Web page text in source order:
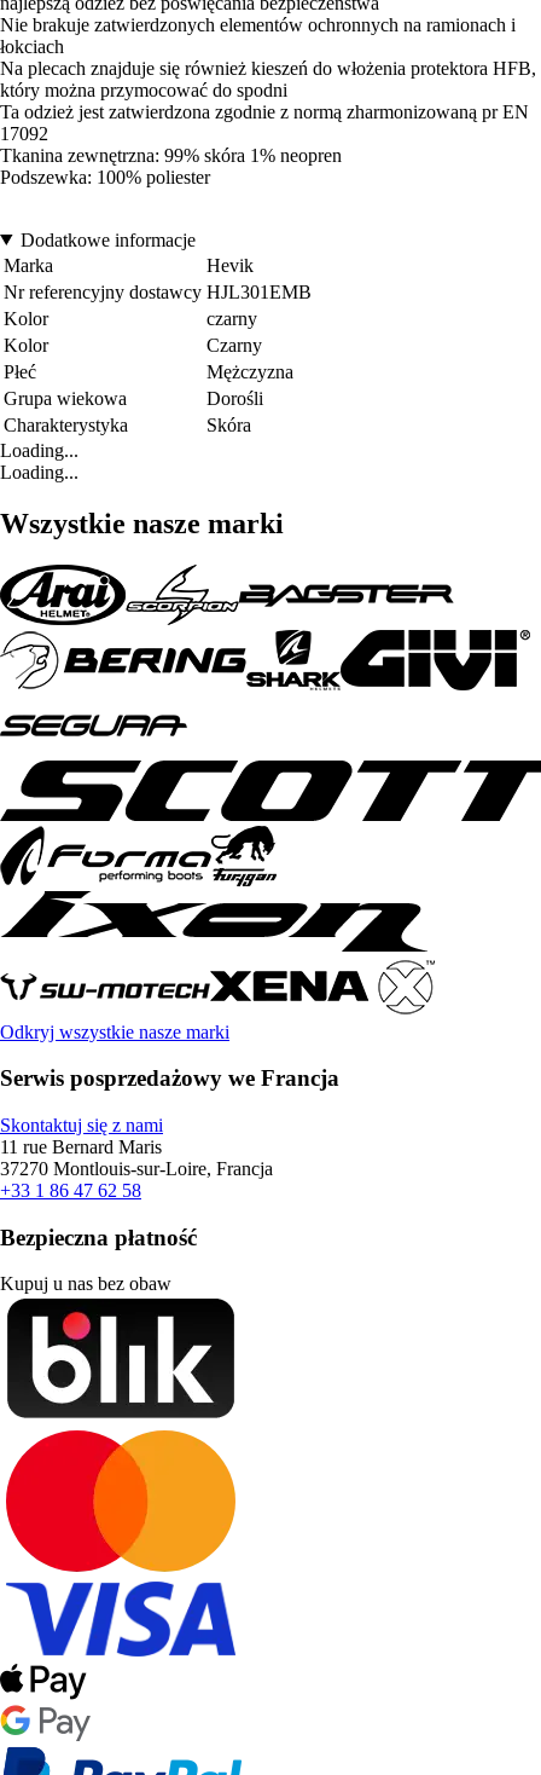
Nie brakuje zatwierdzonych elementów ochronnych na ramionach i
łokciach
Na plecach znajduje się również kieszeń do włożenia protektora HFB,
który można przymocować do spodni
Ta odzież jest zatwierdzona zgodnie z normą zharmonizowaną pr EN
17092
Tkanina zewnętrzna: 99% skóra 1% neopren
Podszewka: 100% poliester
Dodatkowe informacje
Marka
Hevik
Nr referencyjny dostawcy HJL301EMB
Kolor
czarny
Kolor
Czarny
Płeć
Mężczyzna
Grupa wiekowa
Dorośli
Charakterystyka
Skóra
Loading...
Loading...
Wszystkie nasze marki
Odkryj wszystkie nasze marki
Serwis posprzedażowy we Francja
Skontaktuj się z nami
11 rue Bernard Maris
37270 Montlouis-sur-Loire, Francja
+33 1 86 47 62 58
Bezpieczna płatność
Kupuj u nas bez obaw